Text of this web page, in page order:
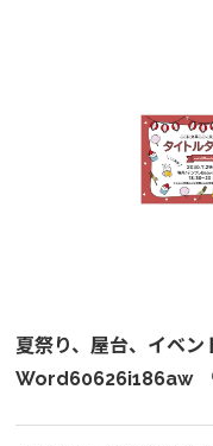
夏祭り、屋台、イベン
Word60626i186aw